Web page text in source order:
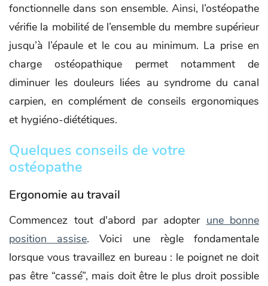
fonctionnelle dans son ensemble. Ainsi, l’ostéopathe
vérifie la mobilité de l’ensemble du membre supérieur
jusqu’à l’épaule et le cou au minimum. La prise en
charge ostéopathique permet notamment de
diminuer les douleurs liées au syndrome du canal
carpien, en complément de conseils ergonomiques
et hygiéno-diététiques.
Quelques conseils de votre
ostéopathe
Ergonomie au travail
Commencez tout d'abord par adopter une bonne
position assise. Voici une règle fondamentale
lorsque vous travaillez en bureau : le poignet ne doit
pas être “cassé”, mais doit être le plus droit possible